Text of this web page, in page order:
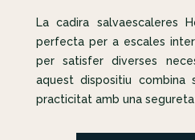
La cadira salvaescaleres
perfecta per a escales
per satisfer diverses
aquest dispositiu combina
practicitat amb una